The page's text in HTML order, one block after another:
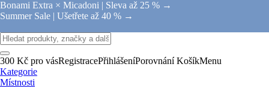
Bonami Extra × Micadoni | Sleva až 25 % →
Summer Sale | Ušetřete až 40 % →
300 Kč pro vásRegistracePřihlášeníPorovnání KošíkMenu
Kategorie
Místnosti